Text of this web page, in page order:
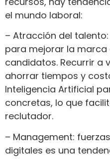
el mundo laboral:
– Atracción del
para mejorar la
candidatos. Recurrir a
ahorrar tiempos y
Inteligencia Artificial
concretas, lo que
reclutador.
– Management:
digitales es una